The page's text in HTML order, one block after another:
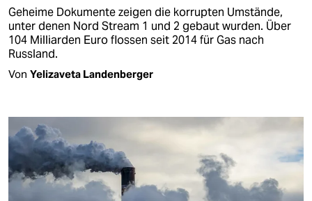
Geheime Dokumente zeigen die korrupten Umstände,
unter denen Nord Stream 1 und 2 gebaut wurden. Über
104 Milliarden Euro flossen seit 2014 für Gas nach
Russland.
Von Yelizaveta Landenberger